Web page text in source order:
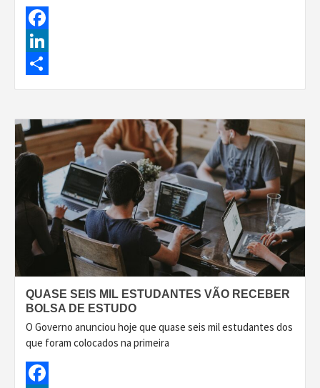
Facebook
LinkedIn
Share
QUASE SEIS MIL ESTUDANTES VÃO RECEBER
BOLSA DE ESTUDO
O Governo anunciou hoje que quase seis mil estudantes dos
que foram colocados na primeira